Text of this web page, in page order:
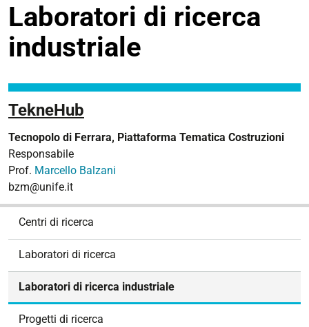
Laboratori di ricerca
industriale
TekneHub
Tecnopolo di Ferrara, Piattaforma Tematica Costruzioni
Responsabile
Prof. Marcello Balzani
bzm@unife.it
Centri di ricerca
Laboratori di ricerca
Laboratori di ricerca industriale
Progetti di ricerca